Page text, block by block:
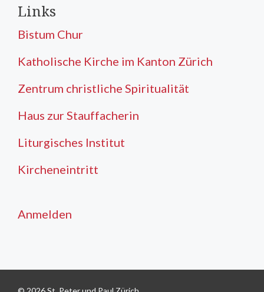
Links
Bistum Chur
Katholische Kirche im Kanton Zürich
Zentrum christliche Spiritualität
Haus zur Stauffacherin
Liturgisches Institut
Kircheneintritt
Anmelden